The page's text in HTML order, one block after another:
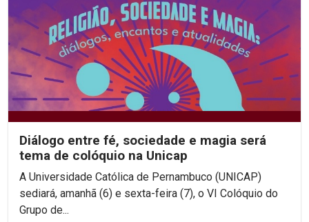
Diálogo entre fé, sociedade e magia será
tema de colóquio na Unicap
A Universidade Católica de Pernambuco (UNICAP)
sediará, amanhã (6) e sexta-feira (7), o VI Colóquio do
Grupo de...